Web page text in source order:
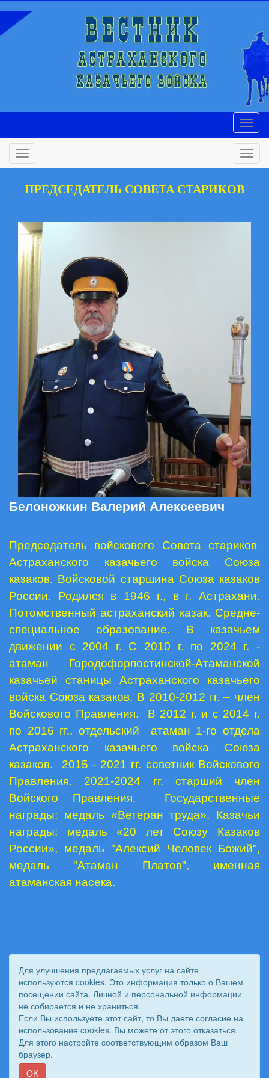
ПРЕДСЕДАТЕЛЬ СОВЕТА СТАРИКОВ
Белоножкин Валерий Алексеевич
Председатель войскового Совета стариков
Астраханского казачьего войска Союза
казаков. Войсковой старшина Союза казаков
России. Родился в 1946 г., в г. Астрахани.
Потомственный астраханский казак. Средне-
специальное образование. В казачьем
движении с 2004 г. С 2010 г. по 2024 г. -
атаман Городофорпостинской-Атаманской
казачьей станицы Астраханского казачьего
войска Союза казаков. В 2010-2012 гг. – член
Войскового Правления. В 2012 г. и с 2014 г.
по 2016 гг.. отдельский атаман 1-го отдела
Астраханского казачьего войска Союза
казаков. 2015 - 2021 гг. советник Войскового
Правления. 2021-2024 гг. старший член
Войского Правления. Государственные
награды: медаль «Ветеран труда». Казачьи
награды: медаль «20 лет Союзу Казаков
России», медаль "Алексий Человек Божий",
медаль "Атаман Платов", именная
атаманская насека.
© 2011 - 2026 Вестник Астраханского казачьего войска. Все
права защищены.
Сайт создан при поддержке «
Для улучшения предлагаемых услуг на сайте
используются cookies. Это информация только о Вашем
посещении сайта. Личной и персональной информации
не собирается и не храниться.
Если Вы используете этот сайт, то Вы даете согласие на
использование cookies. Вы можете от этого отказаться.
Для этого настройте соответствующим образом Ваш
браузер.
OK